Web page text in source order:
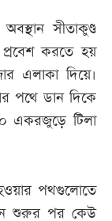
সীতাকুণ্ড
করতে হয়
এলাকা দিয়ে।
পথে ডান দিকে
একরজুড়ে টিলা
পথগুলোতে
শুরুর পর কেউ